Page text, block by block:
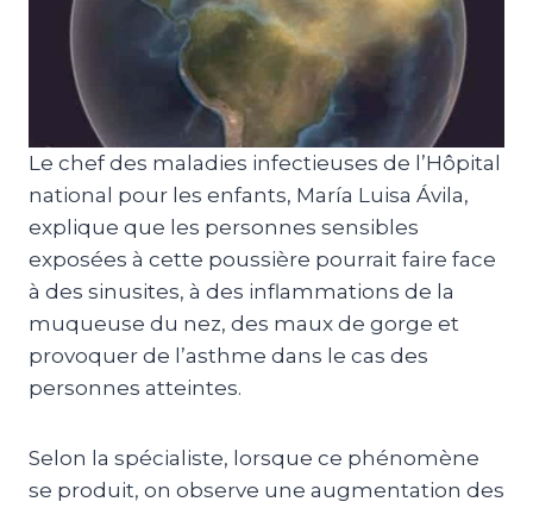
Le chef des maladies infectieuses de l’Hôpital
national pour les enfants, María Luisa Ávila,
explique que les personnes sensibles
exposées à cette poussière pourrait faire face
à des sinusites, à des inflammations de la
muqueuse du nez, des maux de gorge et
provoquer de l’asthme dans le cas des
personnes atteintes.
Selon la spécialiste, lorsque ce phénomène
se produit, on observe une augmentation des